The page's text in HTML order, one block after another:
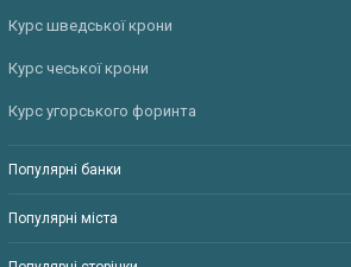
Курс шведської крони
Курс чеської крони
Курс угорського форинта
Популярні банки
Популярні міста